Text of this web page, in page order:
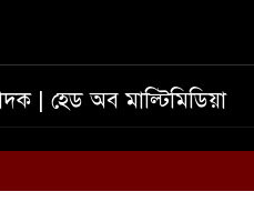
| হেড অব মাল্টিমিডিয়া